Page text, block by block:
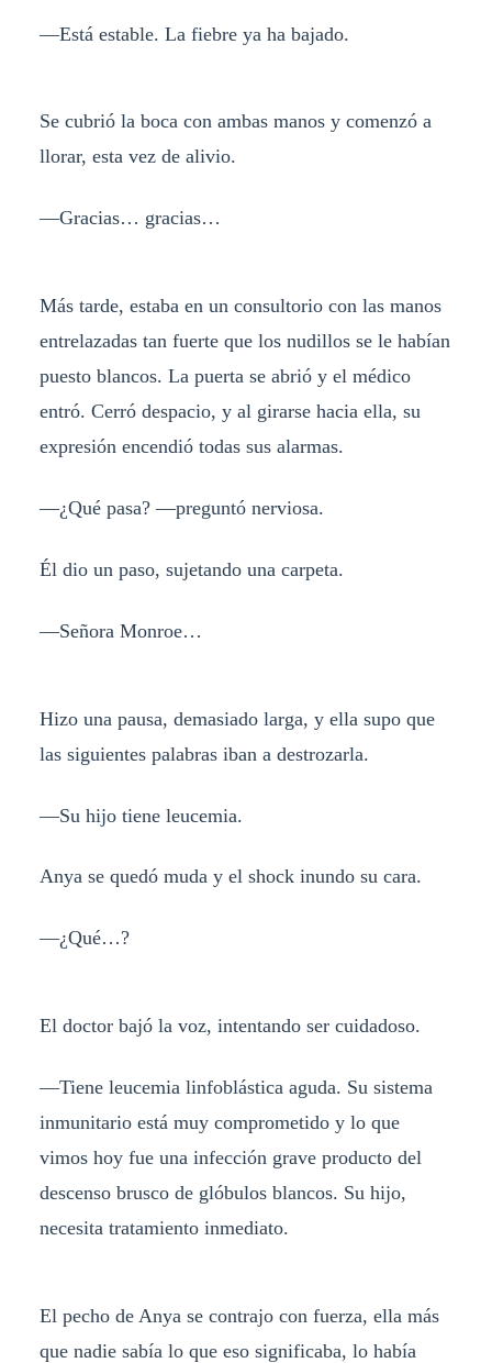
—Está estable. La fiebre ya ha bajado.
Se cubrió la boca con ambas manos y comenzó a
llorar, esta vez de alivio.
—Gracias… gracias…
Más tarde, estaba en un consultorio con las manos
entrelazadas tan fuerte que los nudillos se le habían
puesto blancos. La puerta se abrió y el médico
entró. Cerró despacio, y al girarse hacia ella, su
expresión encendió todas sus alarmas.
—¿Qué pasa? —preguntó nerviosa.
Él dio un paso, sujetando una carpeta.
—Señora Monroe…
Hizo una pausa, demasiado larga, y ella supo que
las siguientes palabras iban a destrozarla.
—Su hijo tiene leucemia.
Anya se quedó muda y el shock inundo su cara.
—¿Qué…?
El doctor bajó la voz, intentando ser cuidadoso.
—Tiene leucemia linfoblástica aguda. Su sistema
inmunitario está muy comprometido y lo que
vimos hoy fue una infección grave producto del
descenso brusco de glóbulos blancos. Su hijo,
necesita tratamiento inmediato.
El pecho de Anya se contrajo con fuerza, ella más
que nadie sabía lo que eso significaba, lo había